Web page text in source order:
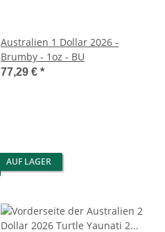
Australien 1 Dollar 2026 -
Brumby - 1oz - BU
77,29 € *
AUF LAGER